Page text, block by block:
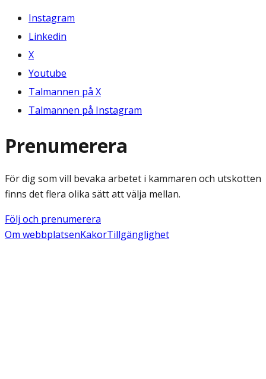
Instagram
Linkedin
X
Youtube
Talmannen på X
Talmannen på Instagram
Prenumerera
För dig som vill bevaka arbetet i kammaren och utskotten
finns det flera olika sätt att välja mellan.
Följ och prenumerera
Om webbplatsenKakorTillgänglighet